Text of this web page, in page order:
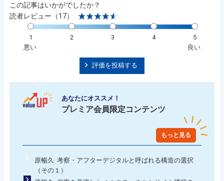
この記事はいかがでしたか？
読者レビュー（17）
1 2 3 4
5
悪い
良い
評価を投稿する
あなたにオススメ！
プレミア会員限定コンテンツ
もっと見る
原暢久 考察・アフターデジタルと呼ばれる構造の選択
（その１）